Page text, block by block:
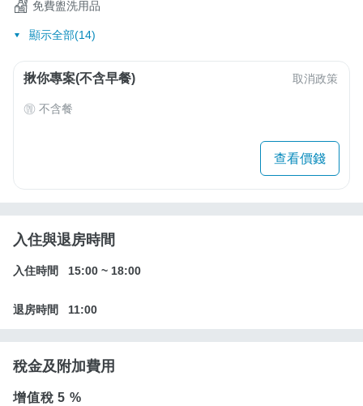
免費盥洗用品
顯示全部(14)
揪你專案(不含早餐) 取消政策
不含餐
查看價錢
入住與退房時間
入住時間 15:00 ~ 18:00
退房時間 11:00
稅金及附加費用
增值稅5 %